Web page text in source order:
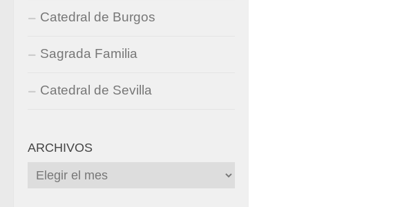
Catedral de Burgos
Sagrada Familia
Catedral de Sevilla
ARCHIVOS
Archivos